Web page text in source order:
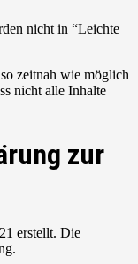
nicht in “Leichte
zeitnah wie möglich
nicht alle Inhalte
zur
erstellt. Die